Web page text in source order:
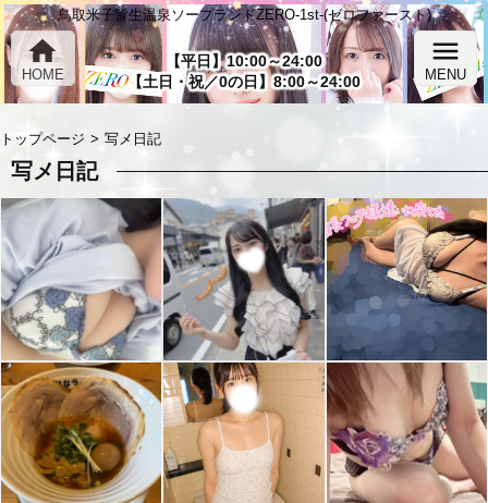
鳥取米子皆生温泉ソープランドZERO-1st-(ゼロファースト)
【平日】10:00～24:00
【土日・祝／0の日】8:00～24:00
home
HOME
menu
MENU
トップページ 写メ日記
写メ日記